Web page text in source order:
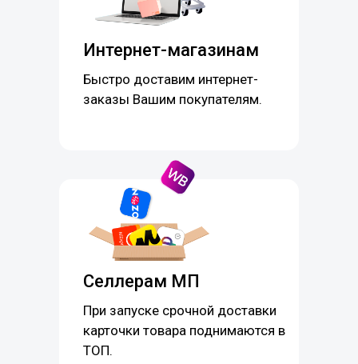
Быстро доставим интернет-
заказы Вашим покупателям.
Интернет-магазинам
При запуске срочной доставки
карточки товара поднимаются в
ТОП.
Селлерам МП